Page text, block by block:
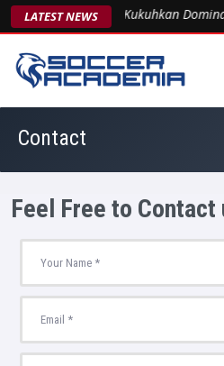
LATEST NEWS
Arsent 1963 Kukuhkan
Contact
Feel Free to Contact